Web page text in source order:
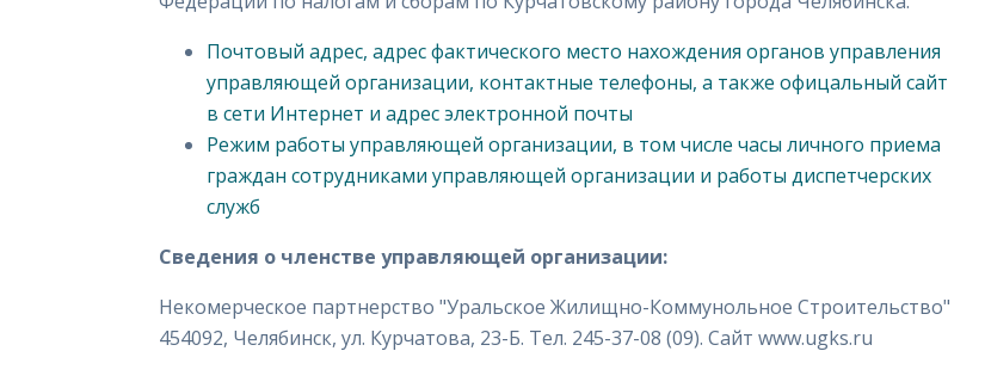
Почтовый адрес, адрес фактического место нахождения органов управления
управляющей организации, контактные телефоны, а также офицальный сайт
в сети Интернет и адрес электронной почты
Режим работы управляющей организации, в том числе часы личного приема
граждан сотрудниками управляющей организации и работы диспетчерских
служб
Сведения о членстве управляющей организации:
Некомерческое партнерство "Уральское Жилищно-Коммунольное Строительство"
454092, Челябинск, ул. Курчатова, 23-Б. Тел. 245-37-08 (09). Сайт www.ugks.ru